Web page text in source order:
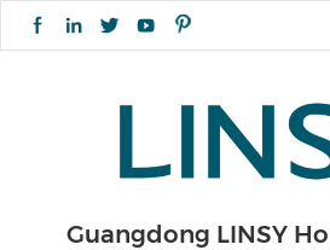
Guangdong LINSY